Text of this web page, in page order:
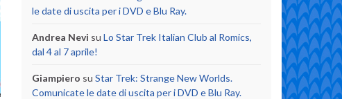
le date di uscita per i DVD e Blu Ray.
Andrea Nevi su Lo Star Trek Italian Club al Romics,
dal 4 al 7 aprile!
Giampiero su Star Trek: Strange New Worlds.
Comunicate le date di uscita per i DVD e Blu Ray.